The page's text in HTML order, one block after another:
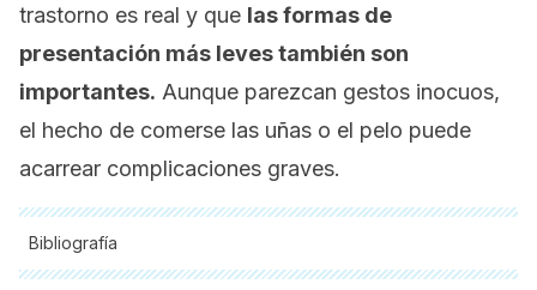
trastorno es real y que las formas de
presentación más leves también son
importantes. Aunque parezcan gestos inocuos,
el hecho de comerse las uñas o el pelo puede
acarrear complicaciones graves.
Bibliografía
Todas las fuentes citadas fueron revisadas a profundidad por